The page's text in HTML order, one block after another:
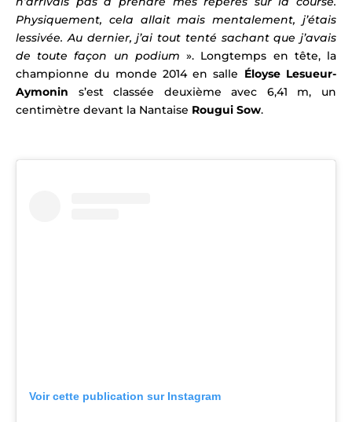
Physiquement, cela allait mais mentalement, j’étais
lessivée. Au dernier, j’ai tout tenté sachant que j’avais
de toute façon un podium ». Longtemps en tête, la
championne du monde 2014 en salle Éloyse Lesueur-
Aymonin s’est classée deuxième avec 6,41 m, un
centimètre devant la Nantaise Rougui Sow.
Voir cette publication sur Instagram